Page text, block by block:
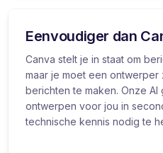
Eenvoudiger dan
Canva stelt je in staat om
maar je moet een ontwerper
berichten te maken. Onze
ontwerpen voor jou in
technische kennis nodig te